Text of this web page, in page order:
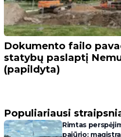
Dokumento failo
statybų paslaptį
(papildyta)
Populiariausi
Rimtas
pajūrio: